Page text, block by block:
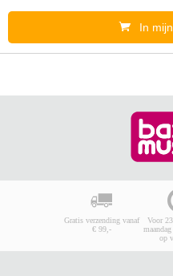
In
Gratis verzending vanaf
€ 99,-
Voor
op